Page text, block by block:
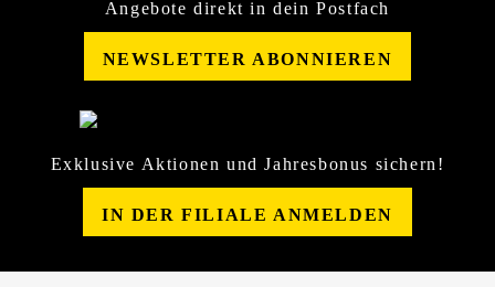
Angebote direkt in dein Postfach
NEWSLETTER ABONNIEREN
Exklusive Aktionen und Jahresbonus sichern!
IN DER FILIALE ANMELDEN